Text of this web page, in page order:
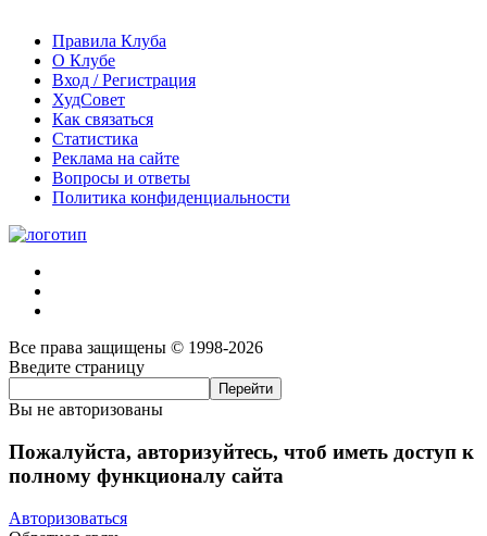
Правила Клуба
О Клубе
Вход / Регистрация
ХудСовет
Как связаться
Статистика
Реклама на сайте
Вопросы и ответы
Политика конфиденциальности
Все права защищены © 1998-2026
Введите страницу
Вы не авторизованы
Пожалуйста, авторизуйтесь, чтоб иметь доступ к
полному функционалу сайта
Авторизоваться